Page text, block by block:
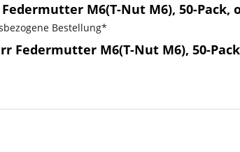
M6(T-Nut M6), 50-Pack,
Bestellung*
Federmutter M6(T-Nut M6), 50-